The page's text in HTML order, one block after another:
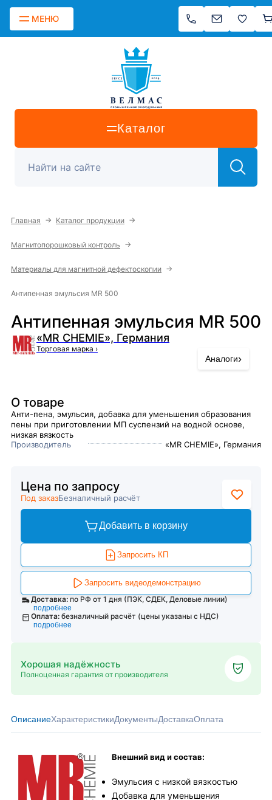
МЕНЮ
Каталог
Главная → Каталог продукции →
Магнитопорошковый контроль →
Материалы для магнитной дефектоскопии →
Антипенная эмульсия MR 500
Антипенная эмульсия MR 500
«MR CHEMIE», Германия
Торговая марка ›
Аналоги›
О товаре
Анти-пена, эмульсия, добавка для уменьшения образования
пены при приготовлении МП суспензий на водной основе,
низкая вязкость
Производитель
«MR CHEMIE», Германия
Цена по запросу
Под заказБезналичный расчёт
Добавить в корзину
Запросить КП
Запросить видеодемонстрацию
Доставка: по РФ от 1 дня (ПЭК, СДЕК, Деловые линии)
подробнее
Оплата: безналичный расчёт (цены указаны с НДС)
подробнее
Хорошая надёжность
Полноценная гарантия от производителя
ОписаниеХарактеристикиДокументыДоставкаОплата
Внешний вид и состав:
Эмульсия с низкой вязкостью
Добавка для уменьшения